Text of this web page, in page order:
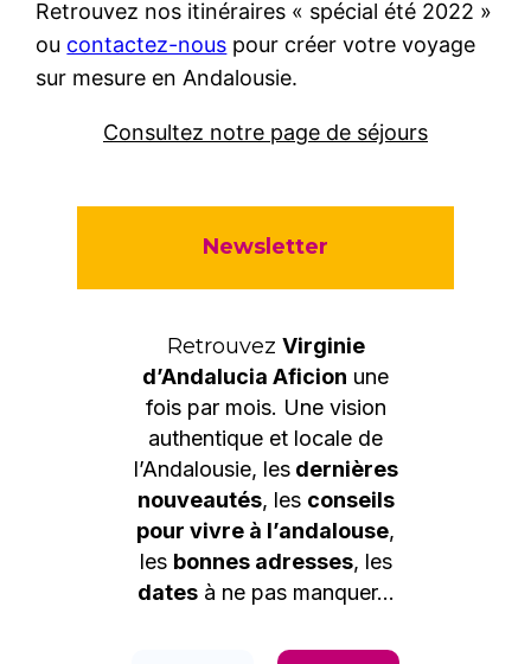
Retrouvez nos itinéraires « spécial été 2022 »
ou contactez-nous pour créer votre voyage
sur mesure en Andalousie.
Consultez notre page de séjours
Newsletter
Retrouvez Virginie
d’Andalucia Aficion une
fois par mois. Une vision
authentique et locale de
l’Andalousie, lesdernières
nouveautés, les conseils
pour vivre à l’andalouse,
les bonnes adresses, les
datesà ne pas manquer…